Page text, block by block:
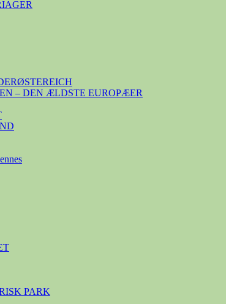
– DEN ÆLDSTE EUROPÆER
PARK